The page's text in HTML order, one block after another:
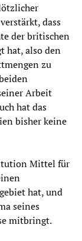
dass
der britischen
hat, also den
zu
Arbeit
hat das
bisher keine
Mittel für
hat, und
seines
mitbringt.